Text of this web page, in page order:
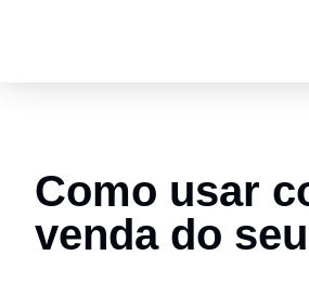
Como usar
venda do